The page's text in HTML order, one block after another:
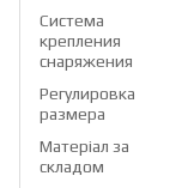
Система
крепления
снаряжения
Регулировка
размера
Матеріал за
складом